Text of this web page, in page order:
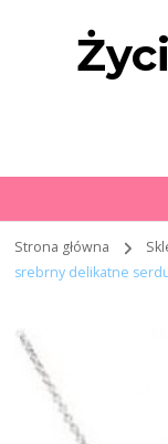
Strona główna
srebrny delikatne